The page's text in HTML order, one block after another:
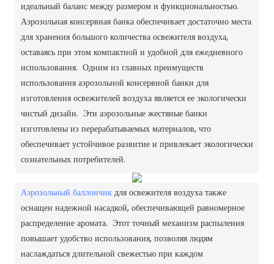
идеальный баланс между размером и функциональностью.
Аэрозольная консервная банка обеспечивает достаточно места
для хранения большого количества освежителя воздуха,
оставаясь при этом компактной и удобной для ежедневного
использования. Одним из главных преимуществ
использования аэрозольной консервной банки для
изготовления освежителей воздуха является ее экологически
чистый дизайн. Эти аэрозольные жестяные банки
изготовлены из перерабатываемых материалов, что
обеспечивает устойчивое развитие и привлекает экологически
сознательных потребителей.
Аэрозольный баллончикдля освежителя воздуха также
оснащен надежной насадкой, обеспечивающей равномерное
распределение аромата. Этот точный механизм распыления
повышает удобство использования, позволяя людям
наслаждаться длительной свежестью при каждом